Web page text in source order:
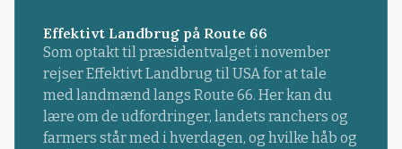
Effektivt Landbrug på Route 66
Som optakt til præsidentvalget i november
rejser Effektivt Landbrug til USA for at tale
med landmænd langs Route 66. Her kan du
lære om de udfordringer, landets ranchers og
farmers står med i hverdagen, og hvilke håb og